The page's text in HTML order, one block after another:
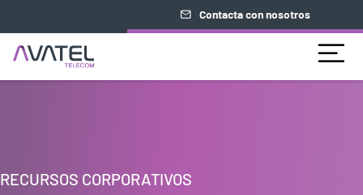
Contacta con nosotros
RECURSOS CORPORATIVOS